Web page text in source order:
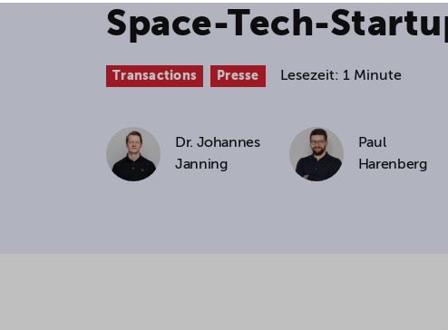
• Track your online behavior for
If you agree to all optional
to reject all optional cookies.
Space-Tech-
Transactions Presse Lesezeit: 1 Minute
Dr. Johannes
Janning
Paul
Harenberg